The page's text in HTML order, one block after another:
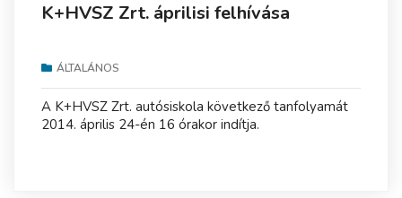
K+HVSZ Zrt. áprilisi felhívása
ÁLTALÁNOS
A K+HVSZ Zrt. autósiskola következő tanfolyamát
2014. április 24-én 16 órakor indítja.